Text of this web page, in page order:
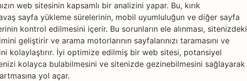
web sitesinin kapsamlı bir analizini yapar. Bu, kırık
sayfa yükleme sürelerinin, mobil uyumluluğun ve diğer sayfa
kontrol edilmesini içerir. Bu sorunların ele alınması, sitenizdeki
geliştirir ve arama motorlarının sayfalarınızı taramasını ve
kolaylaştırır. İyi optimize edilmiş bir web sitesi, potansiyel
kolayca bulabilmesini ve sitenizde gezinebilmesini sağlayarak
yol açar.